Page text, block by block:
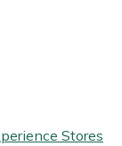
Stores